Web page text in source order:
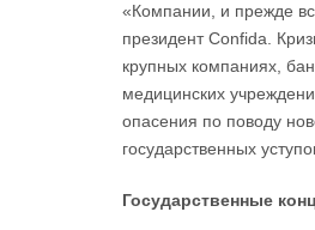
«Компании, и прежде
президент Confida.
крупных компаниях,
медицинских
опасения по поводу
государственных
Государственные